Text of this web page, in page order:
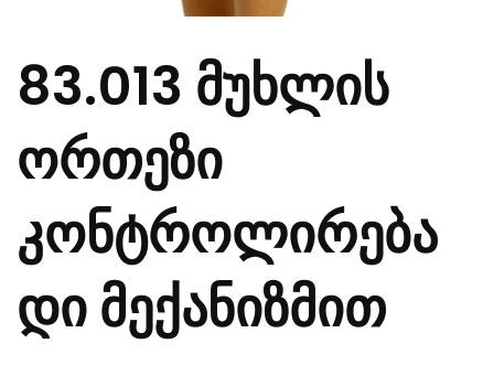
83.013 მუხლის
ორთეზი
კონტროლირება
დი მექანიზმით